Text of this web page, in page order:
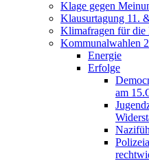
Klage gegen
Klausurtagung 11.
Klimafragen für die
Kommunalwahlen
Energie
Erfolge
am